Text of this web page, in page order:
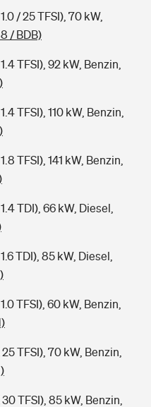
/ 25 TFSI), 70 kW,
/ BDB)
TFSI), 92 kW, Benzin,
TFSI), 110 kW, Benzin,
TFSI), 141 kW, Benzin,
TDI), 66 kW, Diesel,
TDI), 85 kW, Diesel,
TFSI), 60 kW, Benzin,
TFSI), 70 kW, Benzin,
TFSI), 85 kW, Benzin,